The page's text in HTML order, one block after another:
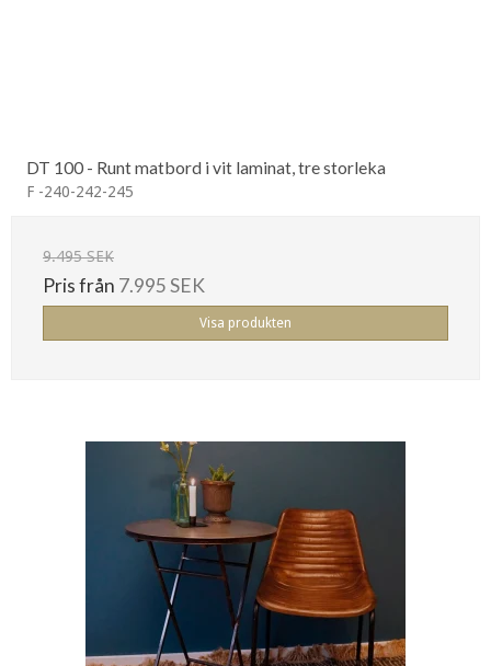
DT 100 - Runt matbord i vit laminat, tre storleka
F -240-242-245
9.495 SEK
Pris från 7.995 SEK
Visa produkten